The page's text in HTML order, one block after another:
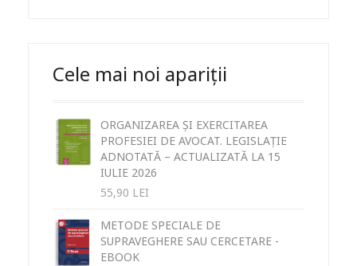
Cele mai noi apariții
ORGANIZAREA ȘI EXERCITAREA
PROFESIEI DE AVOCAT. LEGISLAȚIE
ADNOTATĂ – ACTUALIZATĂ LA 15
IULIE 2026
55,90 LEI
METODE SPECIALE DE
SUPRAVEGHERE SAU CERCETARE -
EBOOK